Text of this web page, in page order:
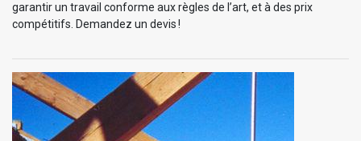
garantir un travail conforme aux règles de l’art, et à des prix
compétitifs. Demandez un devis !